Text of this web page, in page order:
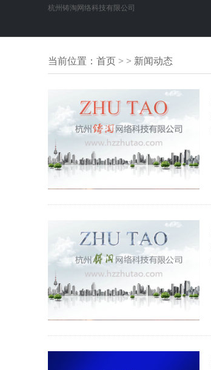
杭州铸淘网络科技有限公司
当前位置： 首页 > > 新闻动态